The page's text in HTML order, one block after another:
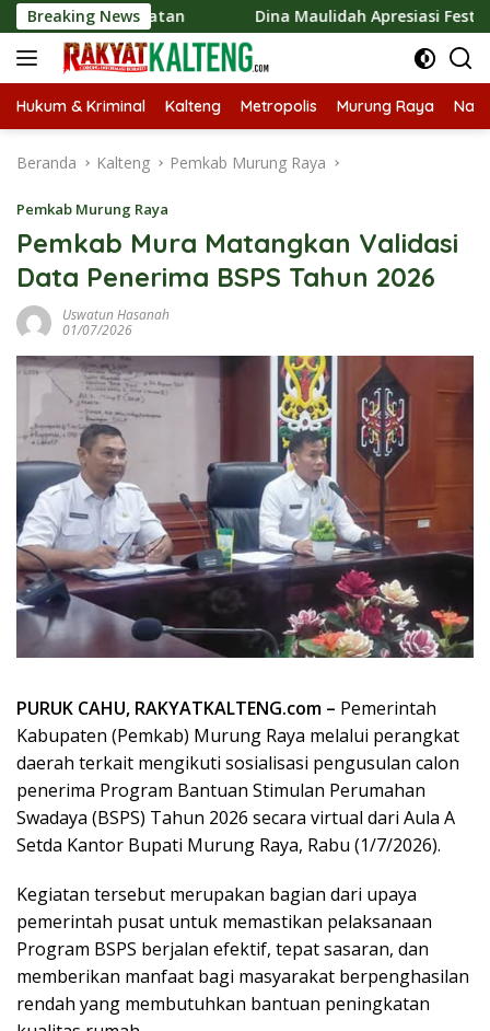
Langsung
ke
konten
Breaking News Dina Maulidah Apresiasi Festival Jajanan
Hukum & Kriminal Kalteng Metropolis Murung Raya
Beranda Kalteng Pemkab Murung Raya
Pemkab Murung Raya
Pemkab Mura Matangkan Validasi
Data Penerima BSPS Tahun 2026
Uswatun Hasanah
01/07/2026
PURUK CAHU, RAKYATKALTENG.com – Pemerintah
Kabupaten (Pemkab) Murung Raya melalui perangkat
daerah terkait mengikuti sosialisasi pengusulan calon
penerima Program Bantuan Stimulan Perumahan
Swadaya (BSPS) Tahun 2026 secara virtual dari Aula A
Setda Kantor Bupati Murung Raya, Rabu (1/7/2026).
Kegiatan tersebut merupakan bagian dari upaya
pemerintah pusat untuk memastikan pelaksanaan
Program BSPS berjalan efektif, tepat sasaran, dan
memberikan manfaat bagi masyarakat berpenghasilan
rendah yang membutuhkan bantuan peningkatan